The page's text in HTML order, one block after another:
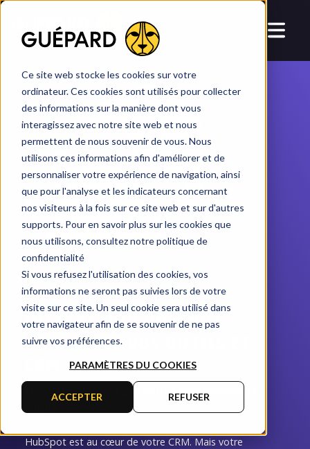
Ce site web stocke les cookies sur votre
ordinateur. Ces cookies sont utilisés pour collecter
des informations sur la manière dont vous
interagissez avec notre site web et nous
permettent de nous souvenir de vous. Nous
utilisons ces informations afin d'améliorer et de
personnaliser votre expérience de navigation, ainsi
que pour l'analyse et les indicateurs concernant
nos visiteurs à la fois sur ce site web et sur d'autres
supports. Pour en savoir plus sur les cookies que
nous utilisons, consultez notre politique de
confidentialité
Si vous refusez l'utilisation des cookies, vos
informations ne seront pas suivies lors de votre
visite sur ce site. Un seul cookie sera utilisé dans
votre navigateur afin de se souvenir de ne pas
suivre vos préférences.
PARAMÈTRES DU COOKIES
ACCEPTER REFUSER
AI ME TON CRM
dans
HubSpot
SERVICES /
INTÉGRATION HUBSPOT :
CONNECTEZ VOS OUTILS ET
Connecter HubSpot à vos outils, sans complexité
HubSpot est au cœur de votre CRM. Mais votre